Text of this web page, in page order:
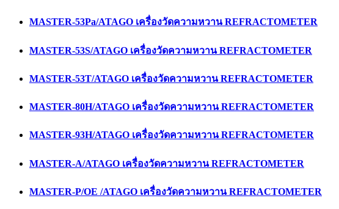
MASTER-53Pa/ATAGO เครื่องวัดความหวาน REFRACTOMETER
MASTER-53S/ATAGO เครื่องวัดความหวาน REFRACTOMETER
MASTER-53T/ATAGO เครื่องวัดความหวาน REFRACTOMETER
MASTER-80H/ATAGO เครื่องวัดความหวาน REFRACTOMETER
MASTER-93H/ATAGO เครื่องวัดความหวาน REFRACTOMETER
MASTER-A/ATAGO เครื่องวัดความหวาน REFRACTOMETER
MASTER-P/OE /ATAGO เครื่องวัดความหวาน REFRACTOMETER